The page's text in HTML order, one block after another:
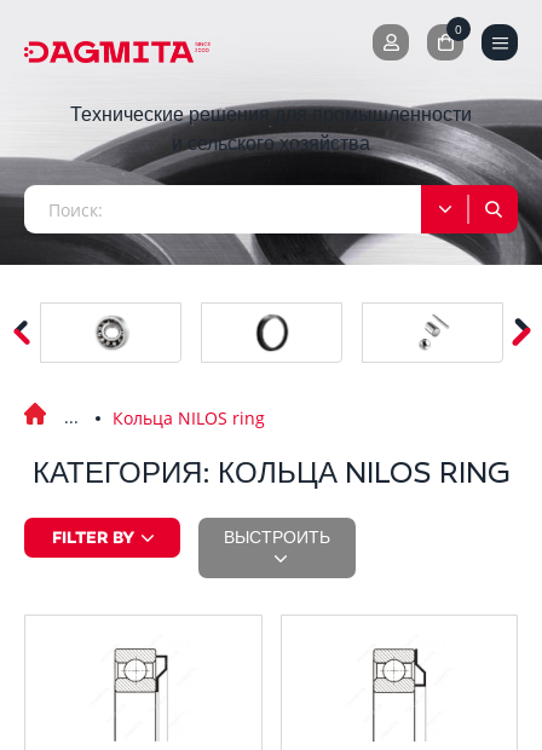
0
0
Технические решения для промышленности
и сельского хозяйства
Кольца NILOS ring
КАТЕГОРИЯ: КОЛЬЦА NILOS RING
FILTER BY ВЫСТРОИТЬ